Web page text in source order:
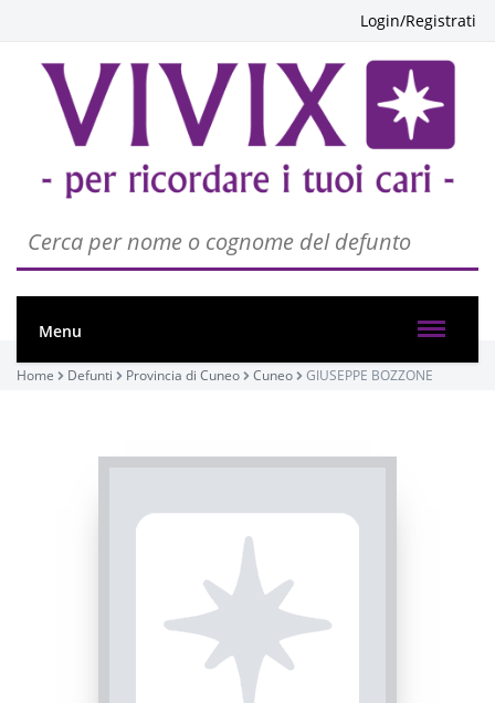
Login/Registrati
Menu
Home Defunti Provincia di Cuneo Cuneo GIUSEPPE BOZZONE
Cuneo, Chiesa Parrocchiale di Spinetta - Natività di